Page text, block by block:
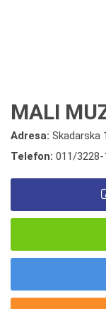
MALI
Adresa: Skadarska
Telefon: 011/3228-